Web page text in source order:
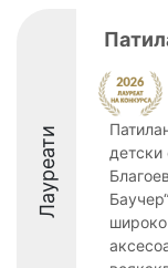
Лауреати
широко